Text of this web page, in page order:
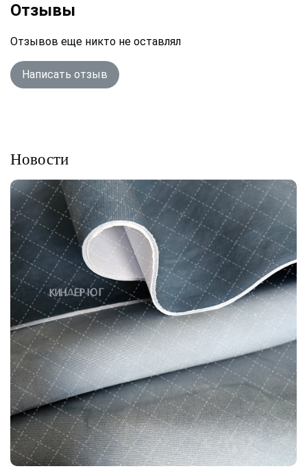
Отзывы
Отзывов еще никто не оставлял
Написать отзыв
Новости